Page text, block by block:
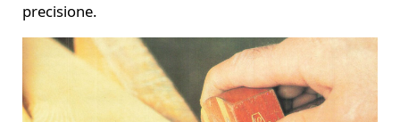
precisione.